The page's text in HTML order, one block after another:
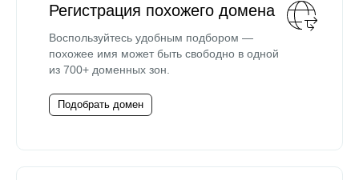
Регистрация похожего домена
Воспользуйтесь удобным подбором —
похожее имя может быть свободно в одной
из 700+ доменных зон.
Подобрать домен